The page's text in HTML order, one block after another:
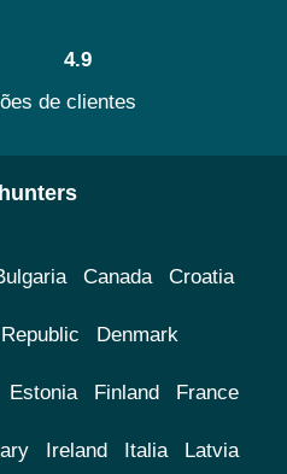
4.9
de clientes
Canada Croatia
Denmark
Estonia Finland France
Ireland Italia Latvia